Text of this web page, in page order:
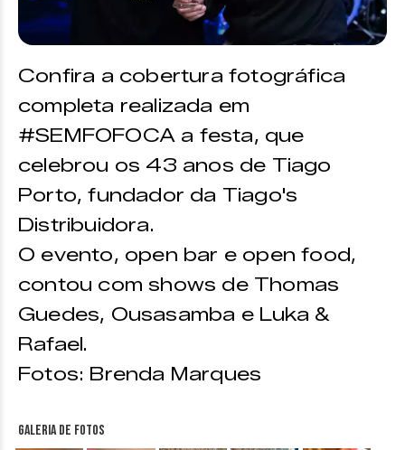
Confira a cobertura fotográfica
completa realizada em
#SEMFOFOCA a festa, que
celebrou os 43 anos de Tiago
Porto, fundador da Tiago's
Distribuidora.
O evento, open bar e open food,
contou com shows de Thomas
Guedes, Ousasamba e Luka &
Rafael.
Fotos: Brenda Marques
Galeria de fotos